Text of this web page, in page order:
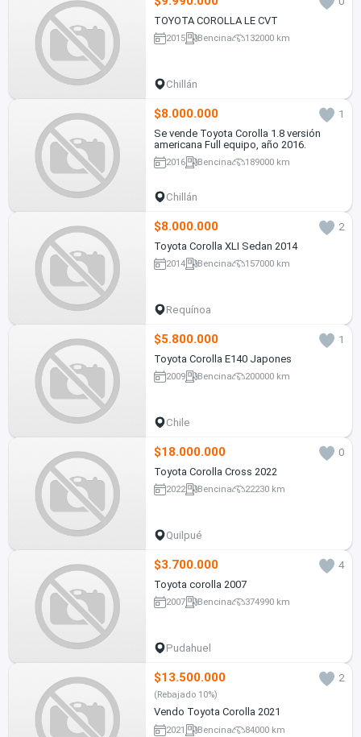
TOYOTA COROLLA LE CVT
2015 Bencina 132000 km
Chillán
$8.000.000
1
Se vende Toyota Corolla 1.8 versión
americana Full equipo, año 2016.
2016 Bencina 189000 km
Chillán
$8.000.000
2
Toyota Corolla XLI Sedan 2014
2014 Bencina 157000 km
Requínoa
$5.800.000
1
Toyota Corolla E140 Japones
2009 Bencina 200000 km
Chile
$18.000.000
0
Toyota Corolla Cross 2022
2022 Bencina 22230 km
Quilpué
$3.700.000
4
Toyota corolla 2007
2007 Bencina 374990 km
Pudahuel
$13.500.000 2
(Rebajado 10%)
Vendo Toyota Corolla 2021
2021 Bencina 84000 km